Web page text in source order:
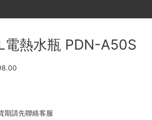
電熱水瓶 PDN-A50S
期請先聯絡客服